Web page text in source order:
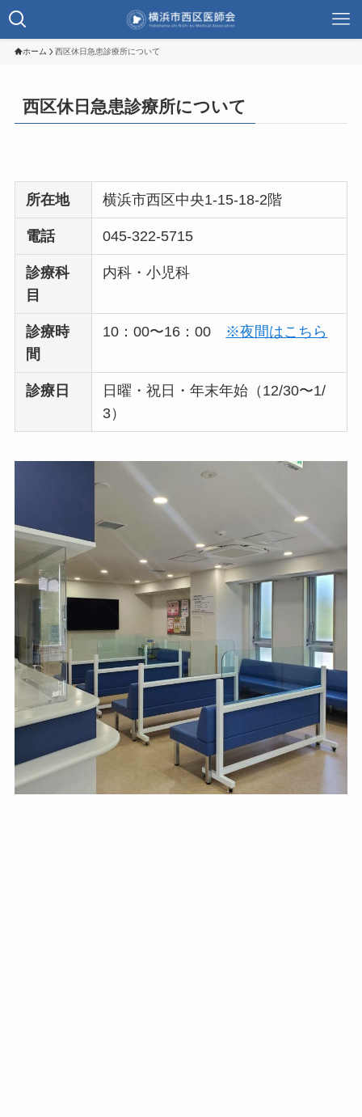
ホーム 西区休日急患診療所について
西区休日急患診療所について
所在地 横浜市西区中央1-15-18-2階
電話 045-322-5715
診療科
目
内科・小児科
診療時
間
10：00〜16：00 ※夜間はこちら
診療日
日曜・祝日・年末年始（12/30〜1/
3）